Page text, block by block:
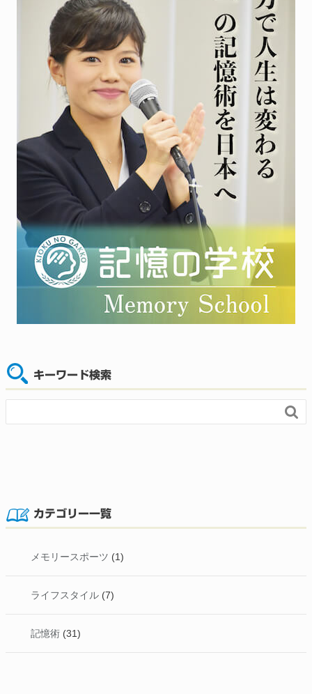
キーワード検索

カテゴリー一覧
メモリースポーツ (1)
ライフスタイル (7)
記憶術 (31)